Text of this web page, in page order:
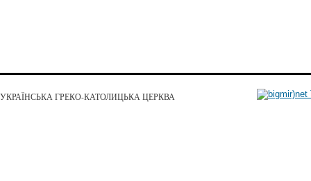
УКРАЇНСЬКА ГРЕКО-КАТОЛИЦЬКА ЦЕРКВА